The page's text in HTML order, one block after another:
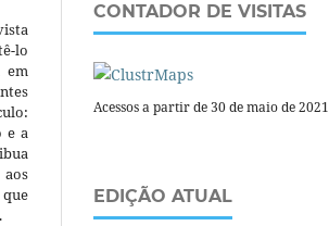
lo
em
e a
CONTADOR DE VISITAS
Acessos a partir de 30 de maio de 2021
EDIÇÃO ATUAL